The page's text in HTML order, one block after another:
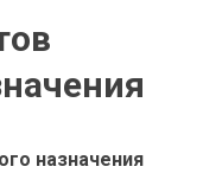
назначения